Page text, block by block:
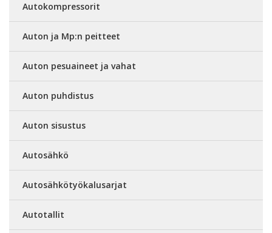
Autokompressorit
Auton ja Mp:n peitteet
Auton pesuaineet ja vahat
Auton puhdistus
Auton sisustus
Autosähkö
Autosähkötyökalusarjat
Autotallit